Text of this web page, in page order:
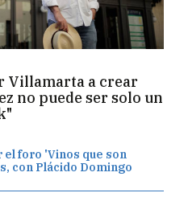
Villamarta a crear
no puede ser solo un
foro 'Vinos que son
con Plácido Domingo